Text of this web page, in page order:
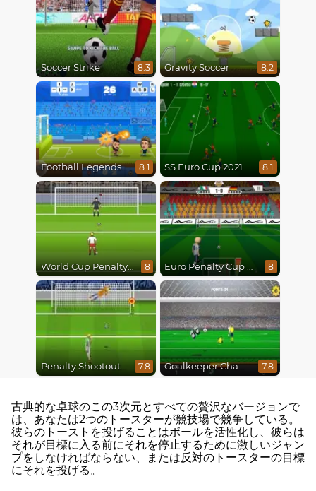
Soccer Strike 8.3 Gravity Soccer 8.2
Football Legends 2021 8.1 SS Euro Cup 2021 8.1
World Cup Penalty 2018 8 Euro Penalty Cup 2021 8
Penalty Shootout Multi League 7.8 Goalkeeper Champ 7.8
古典的な卓球のこの3次元とすべての贅沢なバージョンで
は、あなたは2つのトースターが競技場で競争している。
彼らのトーストを投げることはボールを活性化し、彼らは
それが目標に入る前にそれを停止するために激しいジャン
プをしなければならない、または反対のトースターの目標
にそれを投げる。